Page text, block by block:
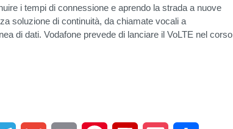
i tempi di connessione e aprendo la strada a nuove
soluzione di continuità, da chiamate vocali a
di dati. Vodafone prevede di lanciare il VoLTE nel corso